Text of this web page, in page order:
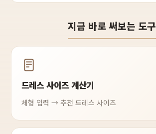
지금 바로 써보는 도구
드레스 사이즈 계산기
체형 입력 → 추천 드레스 사이즈